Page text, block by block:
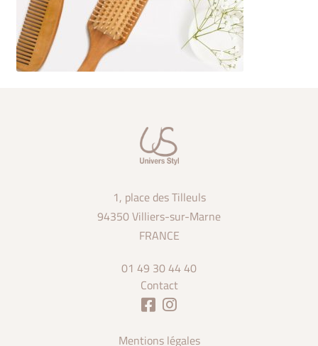
1, place des Tilleuls
94350 Villiers-sur-Marne
FRANCE
01 49 30 44 40
Contact
Mentions légales